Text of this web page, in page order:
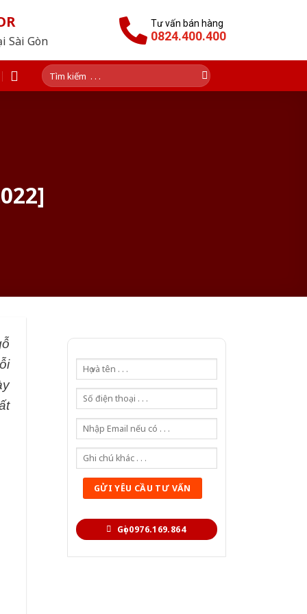
Sài Gòn
Tư vấn bán hàng
0824.400.400
Tìm
kiếm:
Gọi 0976.169.864